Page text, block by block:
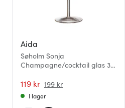
Aida
Søholm Sonja
Champagne/cocktail glas 30
119 kr 199 kr
I lager